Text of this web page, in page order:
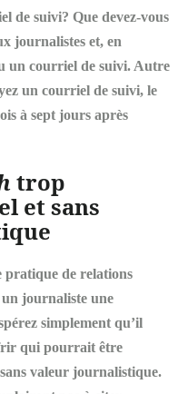
de suivi? Que devez-vous
journalistes et, en
un courriel de suivi. Autre
un courriel de suivi, le
à sept jours après
trop
et sans
pratique de relations
journaliste une
simplement qu’il
qui pourrait être
valeur journalistique.